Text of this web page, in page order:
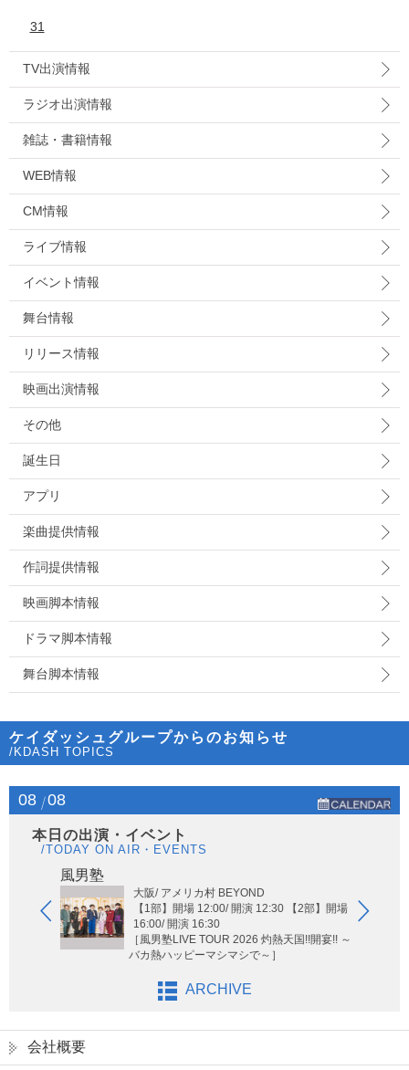
31
TV出演情報
ラジオ出演情報
雑誌・書籍情報
WEB情報
CM情報
ライブ情報
イベント情報
舞台情報
リリース情報
映画出演情報
その他
誕生日
アプリ
楽曲提供情報
作詞提供情報
映画脚本情報
ドラマ脚本情報
舞台脚本情報
ケイダッシュグループからのお知らせ
/KDASH TOPICS
08 08
本日の出演・イベント
/TODAY ON AIR・EVENTS
風男塾
大阪/ アメリカ村 BEYOND
【1部】開場 12:00/ 開演 12:30 【2部】開場
16:00/ 開演 16:30
［風男塾LIVE TOUR 2026 灼熱天国!!開宴!! ～
バカ熱ハッピーマシマシで～］
ARCHIVE
会社概要